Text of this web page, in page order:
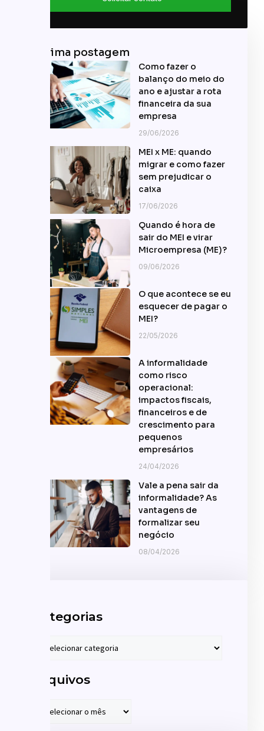
Última postagem
Como fazer o
balanço do meio do
ano e ajustar a rota
financeira da sua
empresa
29/06/2026
MEI x ME: quando
migrar e como fazer
sem prejudicar o
caixa
17/06/2026
Quando é hora de
sair do MEI e virar
Microempresa (ME)?
09/06/2026
O que acontece se eu
esquecer de pagar o
MEI?
22/05/2026
A informalidade
como risco
operacional:
impactos fiscais,
financeiros e de
crescimento para
pequenos
empresários
24/04/2026
Vale a pena sair da
informalidade? As
vantagens de
formalizar seu
negócio
08/04/2026
Categorias
Arquivos